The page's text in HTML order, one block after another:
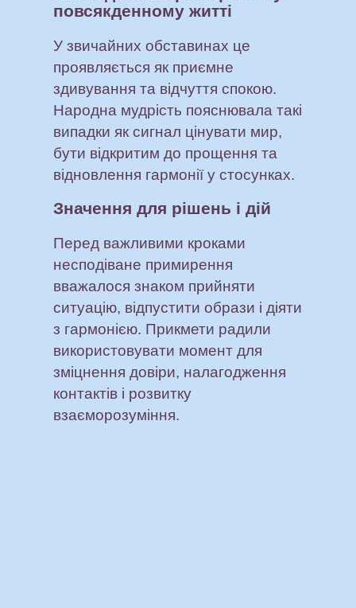
повсякденному житті
У звичайних обставинах це
проявляється як приємне
здивування та відчуття спокою.
Народна мудрість пояснювала такі
випадки як сигнал цінувати мир,
бути відкритим до прощення та
відновлення гармонії у стосунках.
Значення для рішень і дій
Перед важливими кроками
несподіване примирення
вважалося знаком прийняти
ситуацію, відпустити образи і діяти
з гармонією. Прикмети радили
використовувати момент для
зміцнення довіри, налагодження
контактів і розвитку
взаєморозуміння.